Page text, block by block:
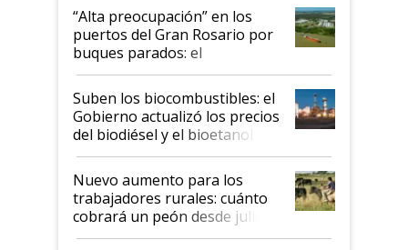
“Alta preocupación” en los
puertos del Gran Rosario por
buques parados: el
funcionamiento de las
exportadoras en tensión tras
la medida de fuerza de los
prácticos
Suben los biocombustibles: el
Gobierno actualizó los precios
del biodiésel y el bioetanol
Nuevo aumento para los
trabajadores rurales: cuánto
cobrará un peón desde julio